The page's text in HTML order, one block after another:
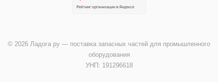
© 2026 Ладога ру — поставка запасных частей для промышленного
оборудования
УНП: 191296618